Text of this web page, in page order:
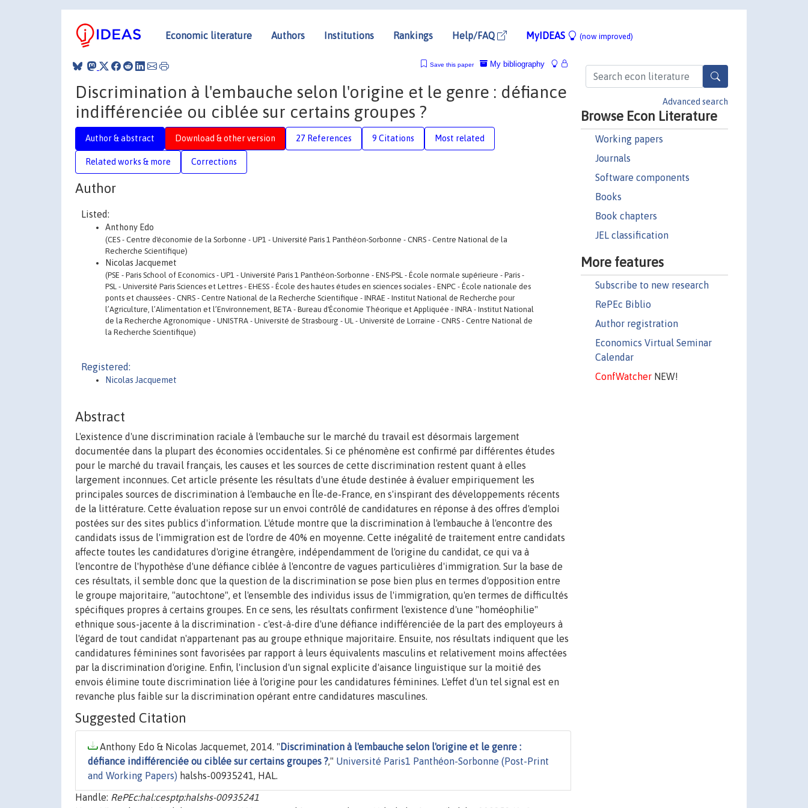
Economic literature Authors Institutions Rankings Help/FAQ MyIDEAS (now improved)
Advanced search
Browse Econ Literature
Working papers
Journals
Software components
Books
Book chapters
JEL classification
More features
Subscribe to new research
RePEc Biblio
Author registration
Economics Virtual Seminar
Calendar
ConfWatcherNEW!
My bibliography
Save this paper
Discrimination à l'embauche selon l'origine et le genre : défiance
indifférenciée ou ciblée sur certains groupes ?
Author & abstract Download & other version 27 References 9 Citations Most related
Related works & more Corrections
Author
Listed:
Anthony Edo
(CES - Centre d'économie de la Sorbonne - UP1 - Université Paris 1 Panthéon-Sorbonne - CNRS - Centre National de la
Recherche Scientifique)
Nicolas Jacquemet
(PSE - Paris School of Economics - UP1 - Université Paris 1 Panthéon-Sorbonne - ENS-PSL - École normale supérieure - Paris -
PSL - Université Paris Sciences et Lettres - EHESS - École des hautes études en sciences sociales - ENPC - École nationale des
ponts et chaussées - CNRS - Centre National de la Recherche Scientifique - INRAE - Institut National de Recherche pour
l’Agriculture, l’Alimentation et l’Environnement, BETA - Bureau d'Économie Théorique et Appliquée - INRA - Institut National
de la Recherche Agronomique - UNISTRA - Université de Strasbourg - UL - Université de Lorraine - CNRS - Centre National de
la Recherche Scientifique)
Registered:
Nicolas Jacquemet
Abstract
L'existence d'une discrimination raciale à l'embauche sur le marché du travail est désormais largement
documentée dans la plupart des économies occidentales. Si ce phénomène est confirmé par différentes études
pour le marché du travail français, les causes et les sources de cette discrimination restent quant à elles
largement inconnues. Cet article présente les résultats d'une étude destinée à évaluer empiriquement les
principales sources de discrimination à l'embauche en Île-de-France, en s'inspirant des développements récents
de la littérature. Cette évaluation repose sur un envoi contrôlé de candidatures en réponse à des offres d'emploi
postées sur des sites publics d'information. L'étude montre que la discrimination à l'embauche à l'encontre des
candidats issus de l'immigration est de l'ordre de 40% en moyenne. Cette inégalité de traitement entre candidats
affecte toutes les candidatures d'origine étrangère, indépendamment de l'origine du candidat, ce qui va à
l'encontre de l'hypothèse d'une défiance ciblée à l'encontre de vagues particulières d'immigration. Sur la base de
ces résultats, il semble donc que la question de la discrimination se pose bien plus en termes d'opposition entre
le groupe majoritaire, "autochtone", et l'ensemble des individus issus de l'immigration, qu'en termes de difficultés
spécifiques propres à certains groupes. En ce sens, les résultats confirment l'existence d'une "homéophilie"
ethnique sous-jacente à la discrimination - c'est-à-dire d'une défiance indifférenciée de la part des employeurs à
l'égard de tout candidat n'appartenant pas au groupe ethnique majoritaire. Ensuite, nos résultats indiquent que les
candidatures féminines sont favorisées par rapport à leurs équivalents masculins et relativement moins affectées
par la discrimination d'origine. Enfin, l'inclusion d'un signal explicite d'aisance linguistique sur la moitié des
envois élimine toute discrimination liée à l'origine pour les candidatures féminines. L'effet d'un tel signal est en
revanche plus faible sur la discrimination opérant entre candidatures masculines.
Suggested Citation
Anthony Edo & Nicolas Jacquemet, 2014. " Discrimination à l'embauche selon l'origine et le genre :
défiance indifférenciée ou ciblée sur certains groupes ?," Université Paris1 Panthéon-Sorbonne (Post-Print
and Working Papers) halshs-00935241, HAL.
Handle: RePEc:hal:cesptp:halshs-00935241